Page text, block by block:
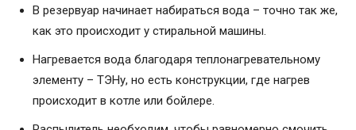
В резервуар начинает набираться вода – точно так же,
как это происходит у стиральной машины.
Нагревается вода благодаря теплонагревательному
элементу – ТЭНу, но есть конструкции, где нагрев
происходит в котле или бойлере.